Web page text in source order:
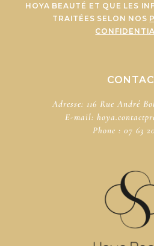
HOYA BEAUTÉ ET QUE LES
TRAITÉES SELON NOS
Adresse: 116 Rue André
E-mail:
Phone : 07 63